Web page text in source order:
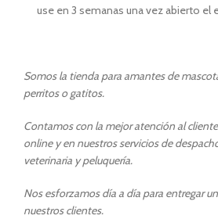
use en 3 semanas una vez abierto el
Somos la tienda para amantes de
perritos o gatitos.
Contamos con la mejor atención al
online y en nuestros servicios de
veterinaria y peluquería.
Nos esforzamos día a día para entregar
nuestros clientes.